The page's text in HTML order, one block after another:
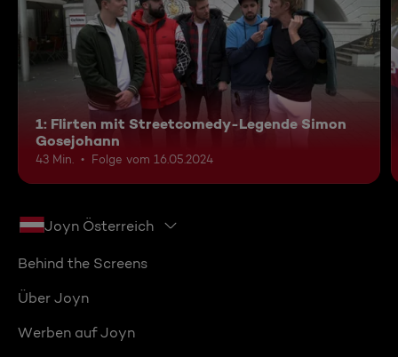
1: Flirten mit Streetcomedy-Legende Simon
Gosejohann
43 Min. Folge vom 16.05.2024
Joyn Österreich
Behind the Screens
Über Joyn
Werben auf Joyn